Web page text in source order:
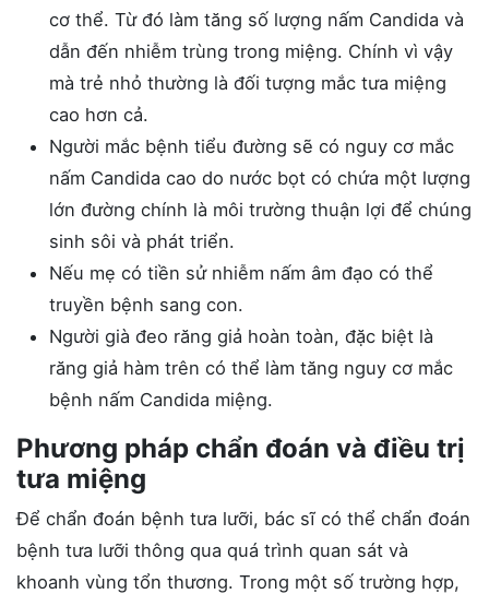
cơ thể. Từ đó làm tăng số lượng nấm Candida và
dẫn đến nhiễm trùng trong miệng. Chính vì vậy
mà trẻ nhỏ thường là đối tượng mắc tưa miệng
cao hơn cả.
Người mắc bệnh tiểu đường sẽ có nguy cơ mắc
nấm Candida cao do nước bọt có chứa một lượng
lớn đường chính là môi trường thuận lợi để chúng
sinh sôi và phát triển.
Nếu mẹ có tiền sử nhiễm nấm âm đạo có thể
truyền bệnh sang con.
Người già đeo răng giả hoàn toàn, đặc biệt là
răng giả hàm trên có thể làm tăng nguy cơ mắc
bệnh nấm Candida miệng.
Phương pháp chẩn đoán và điều trị
tưa miệng
Để chẩn đoán bệnh tưa lưỡi, bác sĩ có thể chẩn đoán
bệnh tưa lưỡi thông qua quá trình quan sát và
khoanh vùng tổn thương. Trong một số trường hợp,